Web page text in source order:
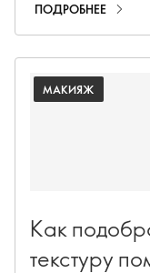
ПОДРОБНЕЕ
МАКИЯЖ
Как
текстуру